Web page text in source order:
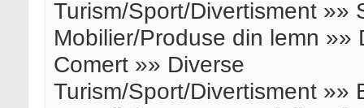
Turism/Sport/Divertisment »»
Mobilier/Produse din lemn »»
Comert »» Diverse
Turism/Sport/Divertisment »»